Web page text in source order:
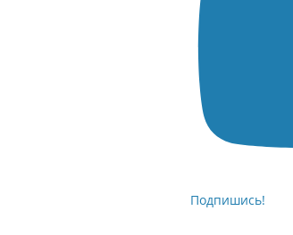
Подпишись!